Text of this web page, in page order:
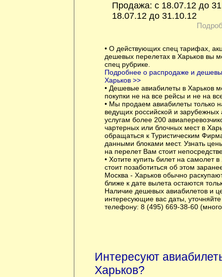
Продажа: с 18.07.12 до
18.07.12 до 31.10.12
• О действующих спец тарифах,
дешевых перелетах в Харьков вы
спец рубрике.
Подробнее о распродаже и
Харьков >>
• Дешевые авиабилеты в Харьков
покупки не на все рейсы и не на
• Мы продаем авиабилеты только
ведущих российской и
услугам более 200
чартерных или блочных мест в
обращаться к Туристическим
данными блоками мест. Узнать
на перелет Вам стоит
• Хотите купить билет на самолет
стоит позаботиться об этом
Москва - Харьков обычно
ближе к дате вылета остаются
Наличие дешевых авиабилетов и
интересующие вас даты,
телефону: 8 (495) 669-38-60
Интересуют
Харьков?